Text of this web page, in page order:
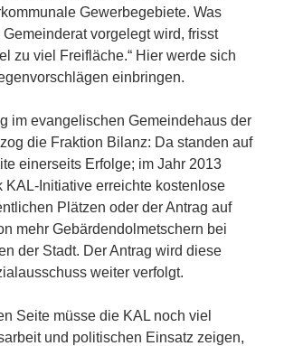
Gewerbegebiete. Was
vorgelegt wird, frisst
zu viel Freifläche.“ Hier werde sich
einbringen.
im evangelischen Gemeindehaus der
die Fraktion Bilanz: Da standen auf
einerseits Erfolge; im Jahr 2013
KAL-Initiative erreichte kostenlose
Plätzen oder der Antrag auf
mehr Gebärdendolmetschern bei
der Stadt. Der Antrag wird diese
weiter verfolgt.
Seite müsse die KAL noch viel
und politischen Einsatz zeigen,